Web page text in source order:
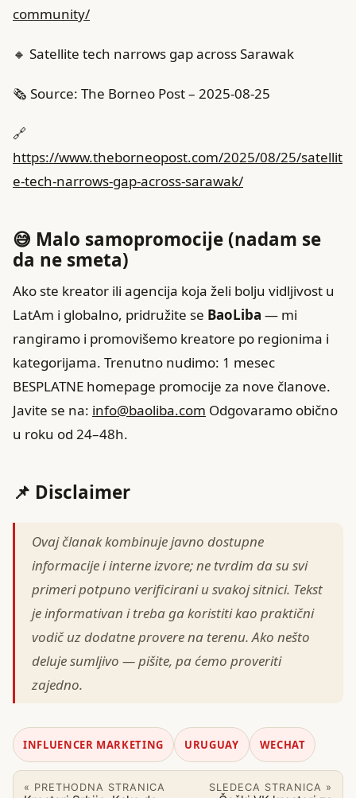
community/
🔸 Satellite tech narrows gap across Sarawak
🗞️ Source: The Borneo Post – 2025-08-25
🔗
https://www.theborneopost.com/2025/08/25/satellit
e-tech-narrows-gap-across-sarawak/
😅 Malo samopromocije (nadam se
da ne smeta)
Ako ste kreator ili agencija koja želi bolju vidljivost u
LatAm i globalno, pridružite se BaoLiba — mi
rangiramo i promovišemo kreatore po regionima i
kategorijama. Trenutno nudimo: 1 mesec
BESPLATNE homepage promocije za nove članove.
Javite se na: info@baoliba.com Odgovaramo obično
u roku od 24–48h.
📌 Disclaimer
Ovaj članak kombinuje javno dostupne
informacije i interne izvore; ne tvrdim da su svi
primeri potpuno verificirani u svakoj sitnici. Tekst
je informativan i treba ga koristiti kao praktični
vodič uz dodatne provere na terenu. Ako nešto
deluje sumljivo — pišite, pa ćemo proveriti
zajedno.
INFLUENCER MARKETING URUGUAY WECHAT
« PRETHODNA STRANICA SLEDECA STRANICA »